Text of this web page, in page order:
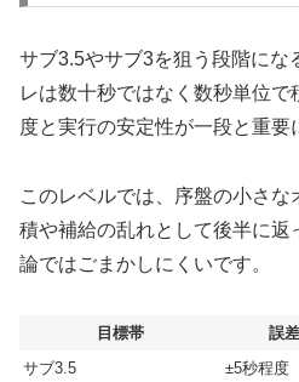
サブ3.5やサブ3を狙う段階にな
レは数十秒ではなく数秒単位
度と実行の安定性が一段と重要
このレベルでは、序盤の小さ
積や補給の乱れとして後半に返
論ではごまかしにくいです。
目標帯 誤
サブ3.5
±5秒程度